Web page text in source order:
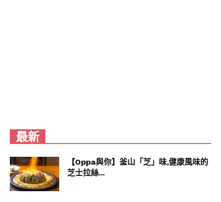
最新
【Oppa與你】釜山「芝」味,健康風味的
芝士拉絲...